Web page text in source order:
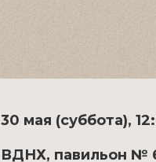
30 мая (суббота),
ВДНХ, павильон №